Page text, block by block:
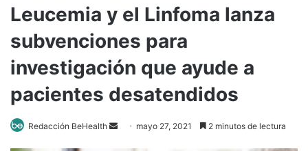
Leucemia y el Linfoma lanza
subvenciones para
investigación que ayude a
pacientes desatendidos
Redacción BeHealth
Send mayo 27, 2021 2 minutos de lectura